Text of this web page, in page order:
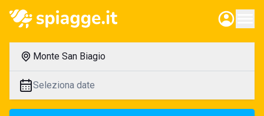
Monte San Biagio
Seleziona date